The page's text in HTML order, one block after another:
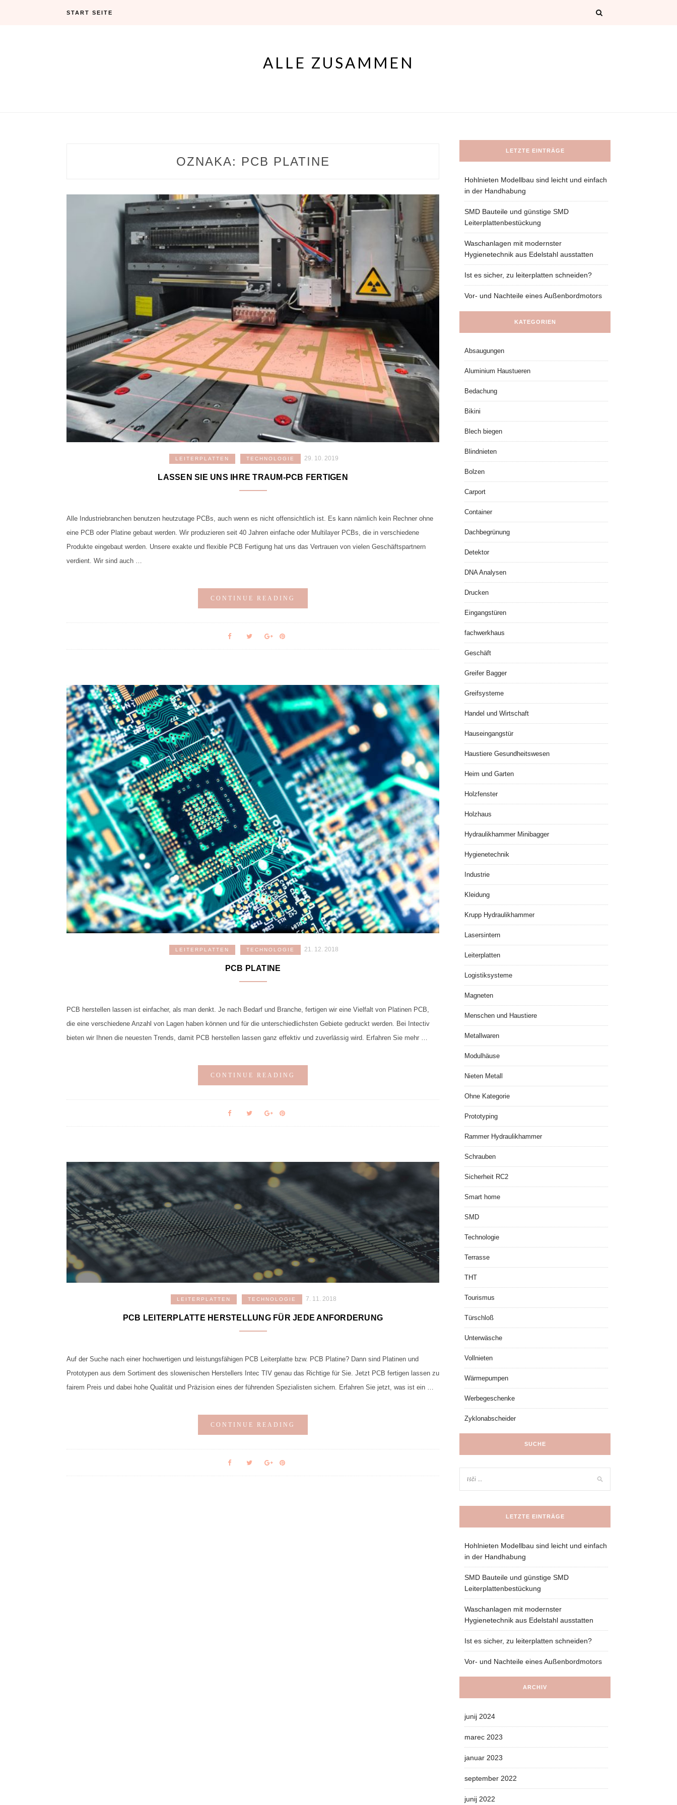
START SEITE
ALLE ZUSAMMEN
OZNAKA: PCB PLATINE
LEITERPLATTEN TECHNOLOGIE 29. 10. 2019
LASSEN SIE UNS IHRE TRAUM-PCB FERTIGEN
Alle Industriebranchen benutzen heutzutage PCBs, auch wenn es nicht offensichtlich ist. Es kann nämlich kein Rechner ohne
eine PCB oder Platine gebaut werden. Wir produzieren seit 40 Jahren einfache oder Multilayer PCBs, die in verschiedene
Produkte eingebaut werden. Unsere exakte und flexible PCB Fertigung hat uns das Vertrauen von vielen Geschäftspartnern
verdient. Wir sind auch …
CONTINUE READING
LEITERPLATTEN TECHNOLOGIE 21. 12. 2018
PCB PLATINE
PCB herstellen lassen ist einfacher, als man denkt. Je nach Bedarf und Branche, fertigen wir eine Vielfalt von Platinen PCB,
die eine verschiedene Anzahl von Lagen haben können und für die unterschiedlichsten Gebiete gedruckt werden. Bei Intectiv
bieten wir Ihnen die neuesten Trends, damit PCB herstellen lassen ganz effektiv und zuverlässig wird. Erfahren Sie mehr …
CONTINUE READING
LEITERPLATTEN TECHNOLOGIE 7. 11. 2018
PCB LEITERPLATTE HERSTELLUNG FÜR JEDE ANFORDERUNG
Auf der Suche nach einer hochwertigen und leistungsfähigen PCB Leiterplatte bzw. PCB Platine? Dann sind Platinen und
Prototypen aus dem Sortiment des slowenischen Herstellers Intec TIV genau das Richtige für Sie. Jetzt PCB fertigen lassen zu
fairem Preis und dabei hohe Qualität und Präzision eines der führenden Spezialisten sichern. Erfahren Sie jetzt, was ist ein …
CONTINUE READING
LETZTE EINTRÄGE
Hohlnieten Modellbau sind leicht und einfach
in der Handhabung
SMD Bauteile und günstige SMD
Leiterplattenbestückung
Waschanlagen mit modernster
Hygienetechnik aus Edelstahl ausstatten
Ist es sicher, zu leiterplatten schneiden?
Vor- und Nachteile eines Außenbordmotors
KATEGORIEN
Absaugungen
Aluminium Haustueren
Bedachung
Bikini
Blech biegen
Blindnieten
Bolzen
Carport
Container
Dachbegrünung
Detektor
DNA Analysen
Drucken
Eingangstüren
fachwerkhaus
Geschäft
Greifer Bagger
Greifsysteme
Handel und Wirtschaft
Hauseingangstür
Haustiere Gesundheitswesen
Heim und Garten
Holzfenster
Holzhaus
Hydraulikhammer Minibagger
Hygienetechnik
Industrie
Kleidung
Krupp Hydraulikhammer
Lasersintern
Leiterplatten
Logistiksysteme
Magneten
Menschen und Haustiere
Metallwaren
Modulhäuse
Nieten Metall
Ohne Kategorie
Prototyping
Rammer Hydraulikhammer
Schrauben
Sicherheit RC2
Smart home
SMD
Technologie
Terrasse
THT
Tourismus
Türschloß
Unterwäsche
Vollnieten
Wärmepumpen
Werbegeschenke
Zyklonabscheider
SUCHE
LETZTE EINTRÄGE
Hohlnieten Modellbau sind leicht und einfach
in der Handhabung
SMD Bauteile und günstige SMD
Leiterplattenbestückung
Waschanlagen mit modernster
Hygienetechnik aus Edelstahl ausstatten
Ist es sicher, zu leiterplatten schneiden?
Vor- und Nachteile eines Außenbordmotors
ARCHIV
junij 2024
marec 2023
januar 2023
september 2022
junij 2022